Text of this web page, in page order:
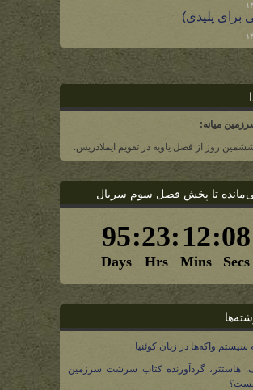
برای پلیدی)
میانه:
ششمین روز از فصل یاویه در تقویم ایملادریس.
تا پخش فصل سوم سریال
سیستم واکه‌ها در زبان کوئنیا
هاستتر، گردآورنده کتاب سرشت سرزمین